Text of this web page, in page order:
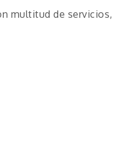
multitud de servicios,